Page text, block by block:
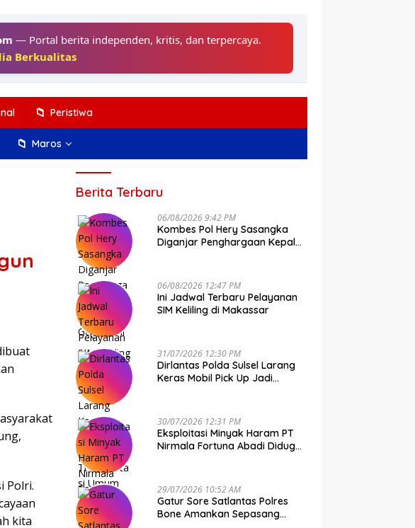
— Portal berita independen, kritis, dan terpercaya.
Berkualitas
📁 Peristiwa
📁 Maros
Polri.
kita
Berita Terbaru
06/08/2026 9:42 PM
Kombes Pol Hery Sasangka
Diganjar Penghargaan Kepala
06/08/2026 12:47 PM
Ini Jadwal Terbaru Pelayanan
SIM Keliling di Makassar
31/07/2026 12:30 PM
Dirlantas Polda Sulsel Larang
Keras Mobil Pick Up Jadi
30/07/2026 12:31 PM
Eksploitasi Minyak Haram PT
Nirmala Fortuna Abadi Diduga
29/07/2026 10:52 AM
Gatur Sore Satlantas Polres
Bone Amankan Sepasang